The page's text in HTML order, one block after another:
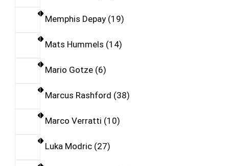
Memphis Depay 19
Mats Hummels 14
Mario Gotze 6
Marcus Rashford 38
Marco Verratti 10
Luka Modric 27